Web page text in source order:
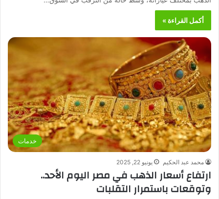
أكمل القراءة »
خدمات
محمد عبد الحكيم يونيو 22, 2025
ارتفاع أسعار الذهب في مصر اليوم الأحد..
وتوقعات باستمرار التقلبات